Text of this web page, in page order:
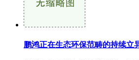
鹏鸿正在生态环保范畴的持续立